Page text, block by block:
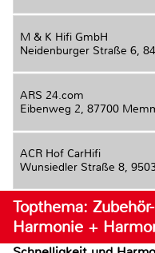
M & K Hifi GmbH
Neidenburger Straße 6,
ARS 24.com
Eibenweg 2, 87700
ACR Hof CarHifi
Wunsiedler Straße 8,
Topthema:
Harmonie +